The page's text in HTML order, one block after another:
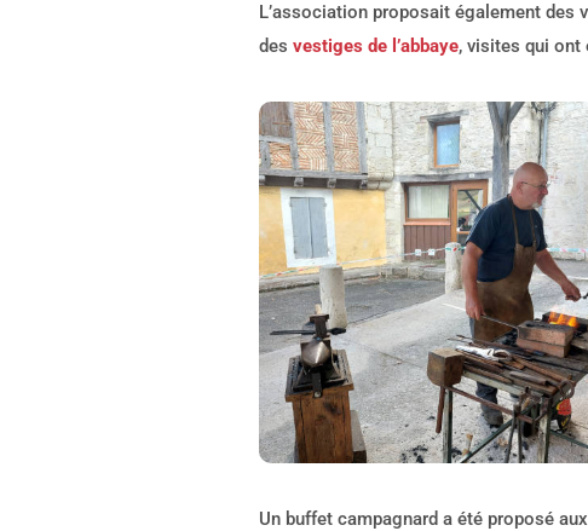
L’association proposait également des
des vestiges de l’abbaye, visites qui ont
Un buffet campagnard a été proposé aux